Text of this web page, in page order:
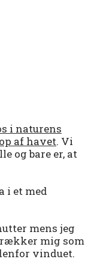
i naturens
af havet. Vi
og bare er, at
i et med
mens jeg
mig som
vinduet.